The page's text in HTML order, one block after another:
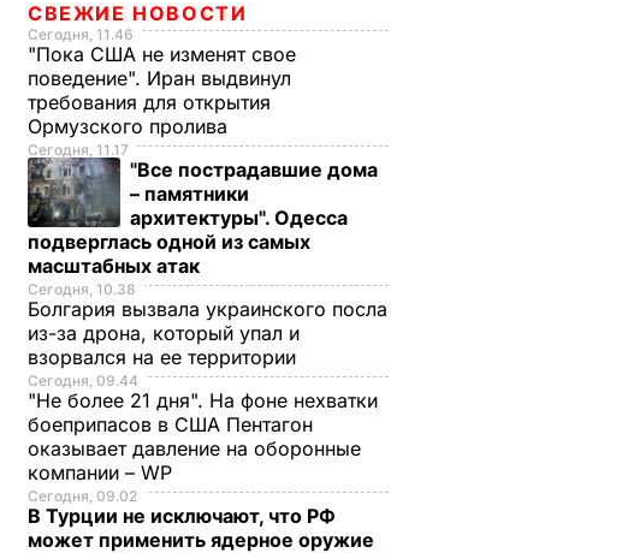
СВЕЖИЕ НОВОСТИ
Сегодня, 11.46
"Пока США не изменят свое
поведение". Иран выдвинул
требования для открытия
Ормузского пролива
Сегодня, 11.17
"Все пострадавшие дома
– памятники
архитектуры". Одесса
подверглась одной из самых
масштабных атак
Сегодня, 10.38
Болгария вызвала украинского посла
из-за дрона, который упал и
взорвался на ее территории
Сегодня, 09.44
"Не более 21 дня". На фоне нехватки
боеприпасов в США Пентагон
оказывает давление на оборонные
компании – WP
Сегодня, 09.02
В Турции не исключают, что РФ
может применить ядерное оружие